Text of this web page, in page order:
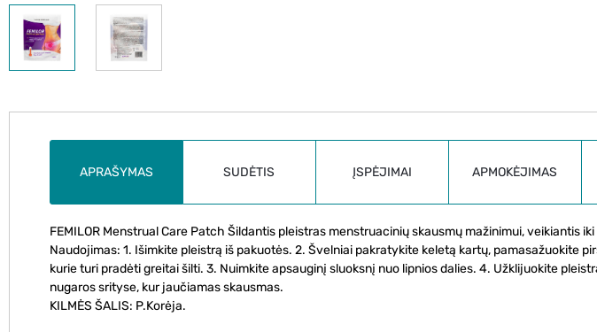
APRAŠYMAS SUDĖTIS ĮSPĖJIMAI APMOKĖJIMAS
FEMILOR Menstrual Care Patch Šildantis pleistras menstruacinių skausmų mažinimui, veikiantis
Naudojimas: 1. Išimkite pleistrą iš pakuotės. 2. Švelniai pakratykite keletą kartų, pamasažuokite
kurie turi pradėti greitai šilti. 3. Nuimkite apsauginį sluoksnį nuo lipnios dalies. 4. Užklijuokite
nugaros srityse, kur jaučiamas skausmas.
KILMĖS ŠALIS: P.Korėja.